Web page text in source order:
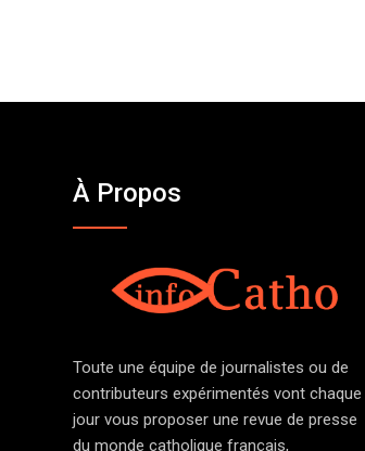
À Propos
Toute une équipe de journalistes ou de
contributeurs expérimentés vont chaque
jour vous proposer une revue de presse
du monde catholique français,